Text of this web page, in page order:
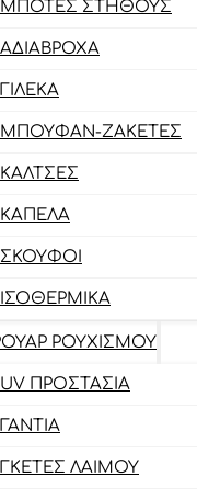
ΜΠΌΤΕΣ ΣΤΉΘΟΥΣ
ΑΔΙΆΒΡΟΧΑ
ΓΙΛΈΚΑ
ΜΠΟΥΦΆΝ-ΖΑΚΈΤΕΣ
ΚΆΛΤΣΕΣ
ΚΑΠΈΛΑ
ΣΚΟΎΦΟΙ
ΙΣΟΘΕΡΜΙΚΆ
ΡΟΥΧΙΣΜΟΎ
UV ΠΡΟΣΤΑΣΊΑ
ΓΆΝΤΙΑ
ΓΚΈΤΕΣ ΛΑΊΜΟΥ